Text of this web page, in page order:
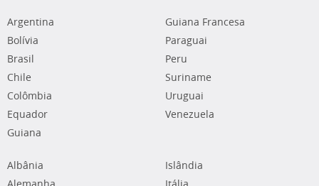
Argentina
Bolívia
Brasil
Chile
Colômbia
Equador
Guiana
Guiana Francesa
Paraguai
Peru
Suriname
Uruguai
Venezuela
Albânia
Islândia